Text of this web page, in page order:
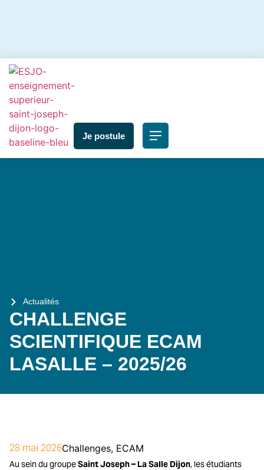
Je postule
Actualités
CHALLENGE
SCIENTIFIQUE ECAM
LASALLE – 2025/26
28 mai 2026Challenges, ECAM
Au sein du groupeSaint Joseph – La Salle Dijon, les étudiants